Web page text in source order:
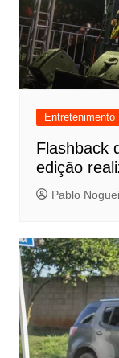
Entretenimento
Flashback
edição
Pablo